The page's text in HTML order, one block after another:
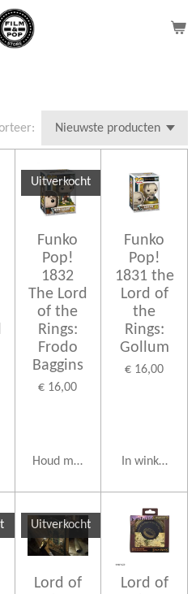
Uitverkocht
Funko
Pop!
1832
The Lord
of the
Rings:
Frodo
Baggins
€ 16,00
Houd mij op de hoogte
Funko
Pop!
1831 the
Lord of
the
Rings:
Gollum
€ 16,00
In
Uitverkocht
Lord of
Lord of